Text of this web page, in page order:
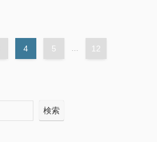
4 5 ... 12
検索